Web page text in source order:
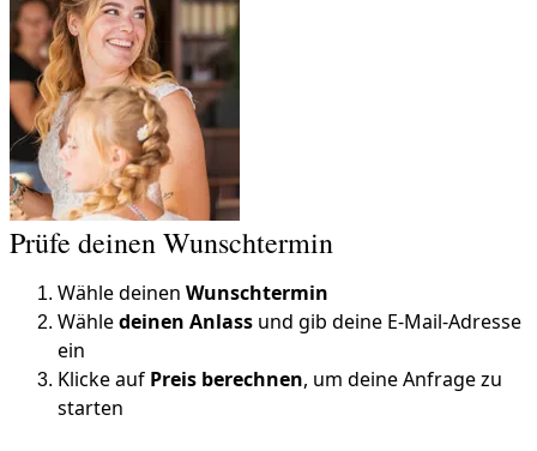
Prüfe deinen Wunschtermin
Wähle deinen Wunschtermin
Wähledeinen Anlass und gib deine E-Mail-Adresse
ein
Klicke auf Preis berechnen, um deine Anfrage zu
starten